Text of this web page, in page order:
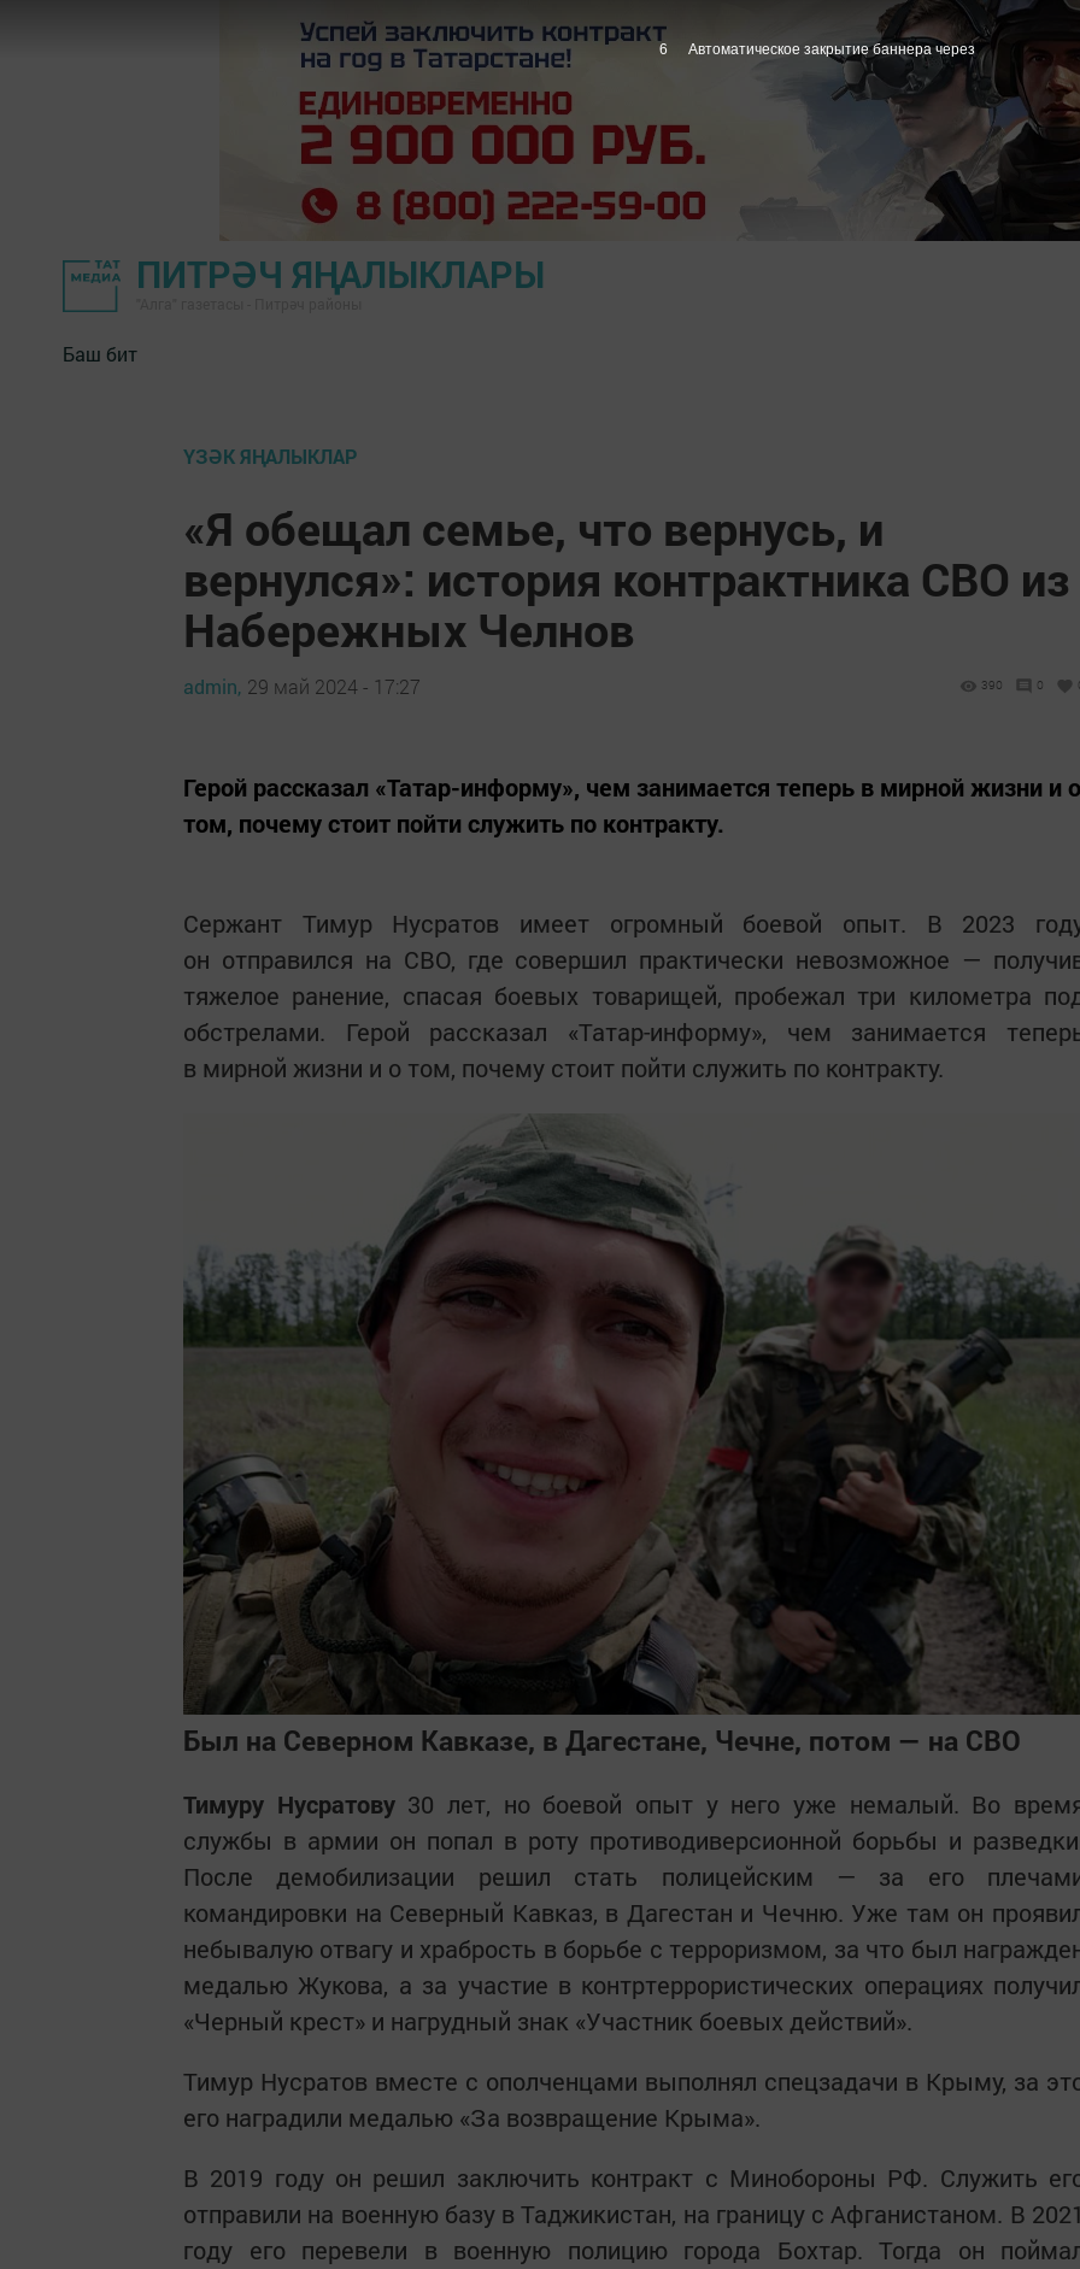
ПИТРӘЧ ЯҢАЛЫКЛАРЫ
Баш бит
ҮЗӘК ЯҢАЛЫКЛАР
«Я обещал семье, что вернусь, и
вернулся»: история контрактника СВО из
Набережных Челнов
admin, 29 май 2024 - 17:27 390 0
Герой рассказал «Татар-информу», чем занимается теперь в мирной жизни и о
том, почему стоит пойти служить по контракту.
Сержант Тимур Нусратов имеет огромный боевой опыт. В 2023
он отправился на СВО, где совершил практически невозможное —
тяжелое ранение, спасая боевых товарищей, пробежал три километра
обстрелами. Герой рассказал «Татар-информу», чем занимается
в мирной жизни и о том, почему стоит пойти служить по контракту.
Был на Северном Кавказе, в Дагестане, Чечне, потом — на СВО
Тимуру Нусратову30 лет, но боевой опыт у него уже немалый. Во
службы в армии он попал в роту противодиверсионной борьбы и
После демобилизации решил стать полицейским — за его
командировки на Северный Кавказ, в Дагестан и Чечню. Уже там он
небывалую отвагу и храбрость в борьбе с терроризмом, за что был
медалью Жукова, а за участие в контртеррористических операциях
«Черный крест» и нагрудный знак «Участник боевых действий».
Тимур Нусратов вместе с ополченцами выполнял спецзадачи в Крыму, за
его наградили медалью «За возвращение Крыма».
В 2019 году он решил заключить контракт с Минобороны РФ. Служить
отправили на военную базу в Таджикистан, на границу с Афганистаном. В 2021
году его перевели в военную полицию города Бохтар. Тогда он
4 Автоматическое закрытие баннера через